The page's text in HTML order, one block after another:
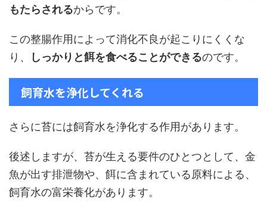
もたらされるからです。
この整腸作用によって消化不良が起こりにくくな
り、
しっかりと餌を食べることができるのです。
飼育水を浄化してくれる
さらに苔には飼育水を浄化する作用があります。
後述しますが、苔が生える要件のひとつとして、金
魚が出す排泄物や、餌に含まれている原料による、
飼育水の富栄養化があります。